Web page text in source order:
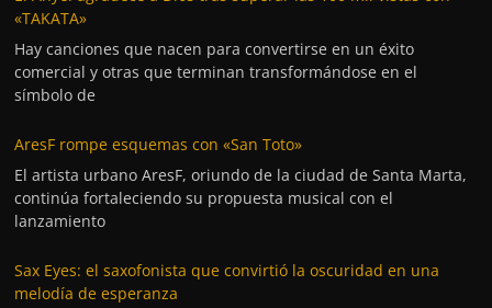
«TAKATA»
Hay canciones que nacen para convertirse en un éxito
comercial y otras que terminan transformándose en el
símbolo de
AresF rompe esquemas con «San Toto»
El artista urbano AresF, oriundo de la ciudad de Santa Marta,
continúa fortaleciendo su propuesta musical con el
lanzamiento
Sax Eyes: el saxofonista que convirtió la oscuridad en una
melodía de esperanza